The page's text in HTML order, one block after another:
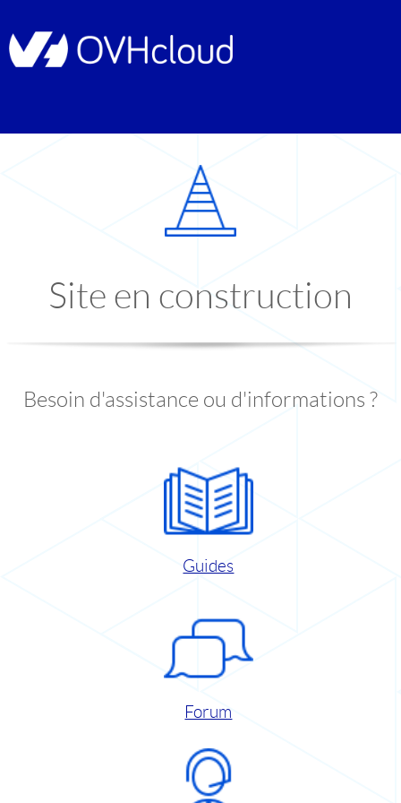
Site en construction
Besoin d'assistance ou d'informations ?
Guides
Forum